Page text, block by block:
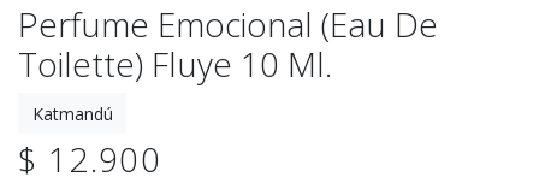
Perfume Emocional (eau De
Toilette) Fluye 10 Ml.
Katmandú
$ 12.900